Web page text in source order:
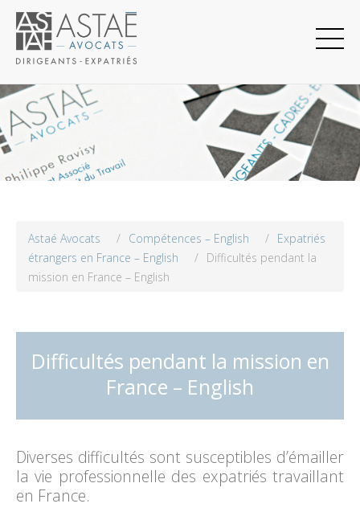
Astaé Avocats / Compétences – English / Expatriés
étrangers en France – English
/ Difficultés pendant la
mission en France – English
Difficultés pendant la mission en
France – English
Diverses difficultés sont susceptibles d’émailler
la vie professionnelle des expatriés travaillant
en France.